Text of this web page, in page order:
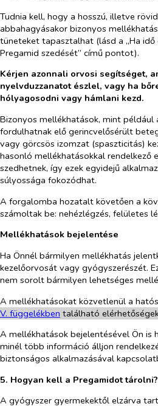
Tudnia kell, hogy a hosszú, illetve
abbahagyásakor bizonyos
tüneteket tapasztalhat (lásd a „Ha
Pregamid szedését” című pontot).
Kérjen azonnali orvosi segítséget,
nyelvduzzanatot észlel, vagy ha
hólyagosodni vagy hámlani kezd.
Bizonyos mellékhatások, mint például
fordulhatnak elő gerincvelősérült
vagy görcsös izomzat (spaszticitás)
hasonló mellékhatásokkal rendelkező
szedhetnek, így ezek egyidejű
súlyossága fokozódhat.
A forgalomba hozatalt követően a
számoltak be: nehézlégzés, felületes
Mellékhatások bejelentése
Ha Önnél bármilyen mellékhatás
kezelőorvosát vagy gyógyszerészét.
nem sorolt bármilyen lehetséges
A mellékhatásokat közvetlenül a
V. függelékben található
A mellékhatások bejelentésével Ön is
minél több információ álljon
biztonságos alkalmazásával
5. Hogyan kell a Pregamidot tárolni?
A gyógyszer gyermekektől elzárva